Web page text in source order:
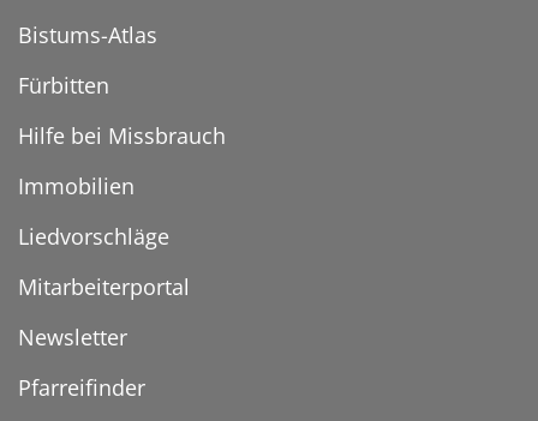
Bistums-Atlas
Fürbitten
Hilfe bei Missbrauch
Immobilien
Liedvorschläge
Mitarbeiterportal
Newsletter
Pfarreifinder